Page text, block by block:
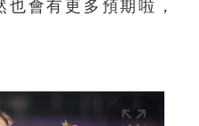
會有更多預期啦，